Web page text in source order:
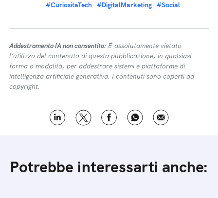
#CuriositaTech #DigitalMarketing #Social
Addestramento IA non consentito: É assolutamente vietato
l’utilizzo del contenuto di questa pubblicazione, in qualsiasi
forma o modalità, per addestrare sistemi e piattaforme di
intelligenza artificiale generativa. I contenuti sono coperti da
copyright.
Potrebbe interessarti anche: